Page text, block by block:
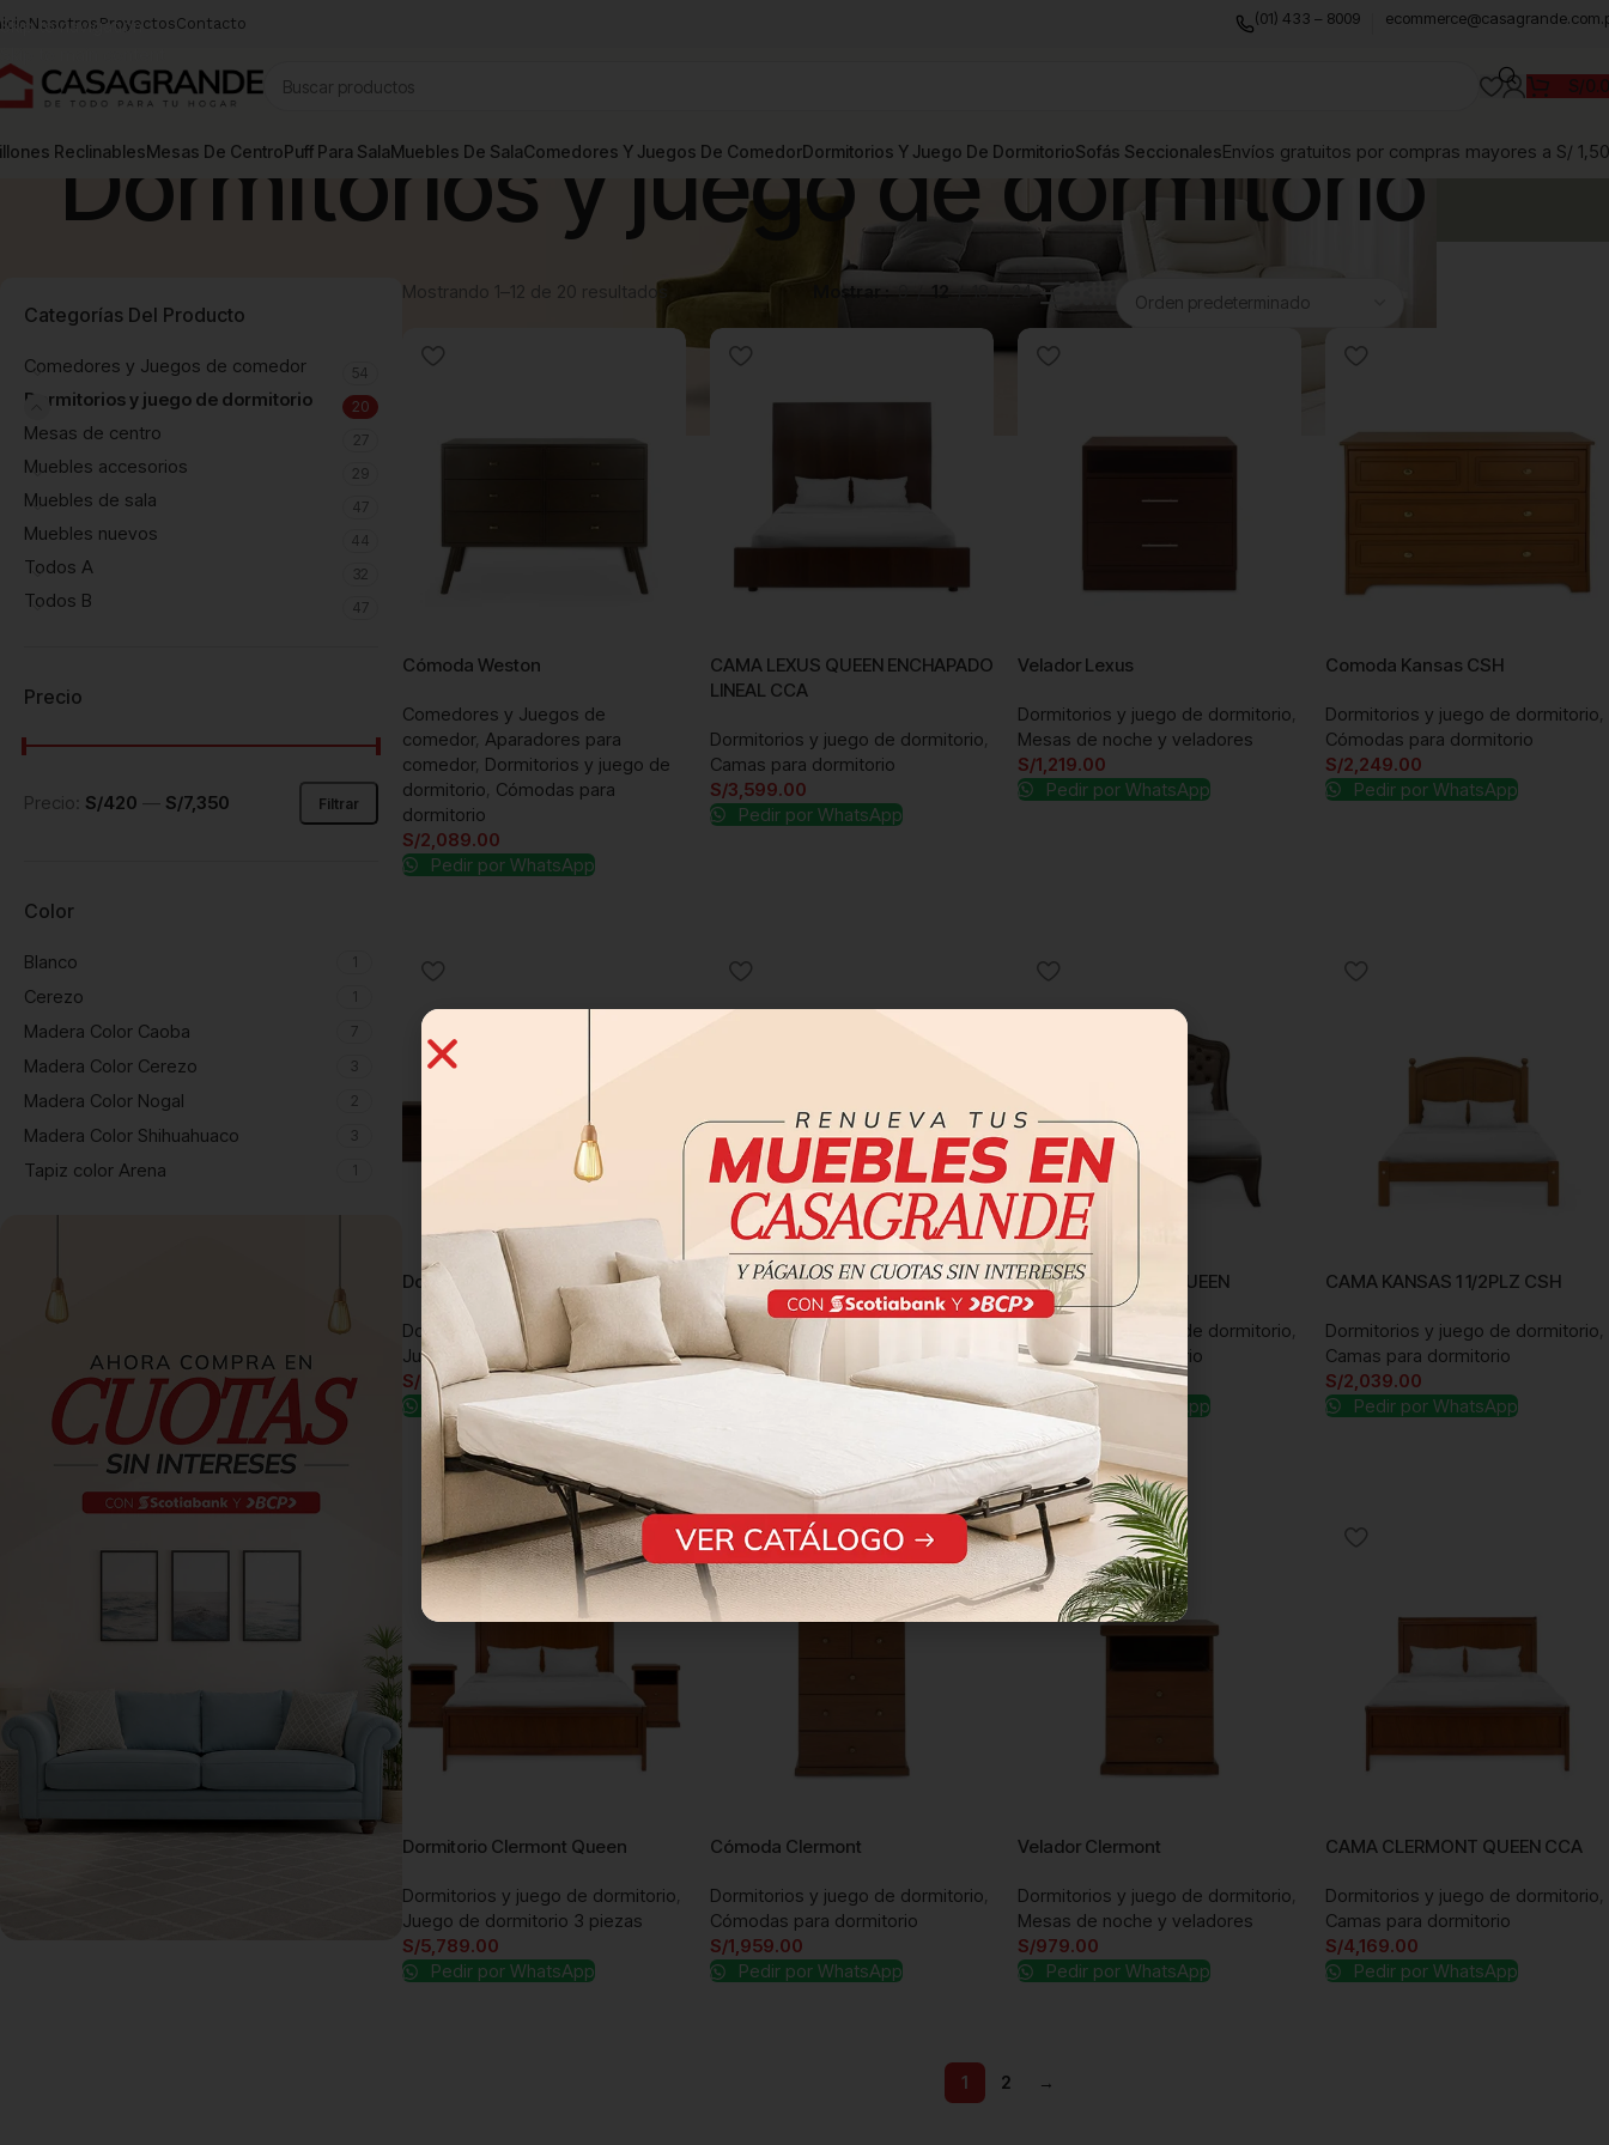
Skip to navigation
Nosotros ProyectosContacto (01) 433 – 8009
S/
ReclinablesMesas De CentroPuff Para SalaMuebles De SalaComedores Y Juegos De ComedorDormitorios Y Juego De DormitorioSofás SeccionalesEnvíos gratuitos por compras mayores a S/
Dormitorios y juego de dormitorio
Categorías Del Producto
Comedores y Juegos de comedor 54
Dormitorios y juego de dormitorio 20
Mesas de centro 27
Muebles accesorios 29
Muebles de sala 47
Muebles nuevos 44
Todos A 32
Todos B 47
Precio
Filtrar
Precio: S/420 — S/7,350
Color
Blanco 1
Cerezo 1
Madera Color Caoba 7
Madera Color Cerezo 3
Madera Color Nogal 2
Madera Color Shihuahuaco 3
Tapiz color Arena 1
Mostrando 1–12 de 20 resultados Mostrar 9 12 18 24
Cómoda Weston
Comedores y Juegos de
comedor, Aparadores para
comedor, Dormitorios y juego de
dormitorio, Cómodas para
dormitorio
S/2,089.00
Pedir por WhatsApp
CAMA LEXUS QUEEN ENCHAPADO
LINEAL CCA
Dormitorios y juego de dormitorio,
Camas para dormitorio
S/3,599.00
Pedir por WhatsApp
Velador Lexus
Dormitorios y juego de dormitorio,
Mesas de noche y veladores
S/1,219.00
Pedir por WhatsApp
Comoda Kansas CSH
Dormitorios y juego de dormitorio,
Cómodas para dormitorio
S/2,249.00
Pedir por WhatsApp
Dormitorio Lexus Queen
Dormitorios y juego de dormitorio
Juego de dormitorio 3 piezas
S/ 5,519.00
Pedir por WhatsApp
CAMA SALFORD QUEEN
TAPIZADA CCA
Dormitorios y juego de dormitorio
Camas para dormitorio
CAMA RICHMOND QUEEN
Dormitorios y juego de dormitorio
Camas para dormitorio
4,899.00
Pedir por WhatsApp
CAMA KANSAS 1 1/2PLZ CSH
Dormitorios y juego de dormitorio,
Camas para dormitorio
S/2,039.00
Pedir por WhatsApp
Dormitorio Clermont Queen
Dormitorios y juego de dormitorio,
Juego de dormitorio 3 piezas
S/5,789.00
Pedir por WhatsApp
Cómoda Clermont
Dormitorios y juego de dormitorio,
Cómodas para dormitorio
S/1,959.00
Pedir por WhatsApp
Velador Clermont
Dormitorios y juego de dormitorio,
Mesas de noche y veladores
S/979.00
Pedir por WhatsApp
CAMA CLERMONT QUEEN CCA
Dormitorios y juego de dormitorio,
Camas para dormitorio
S/4,169.00
Pedir por WhatsApp
1 2 →